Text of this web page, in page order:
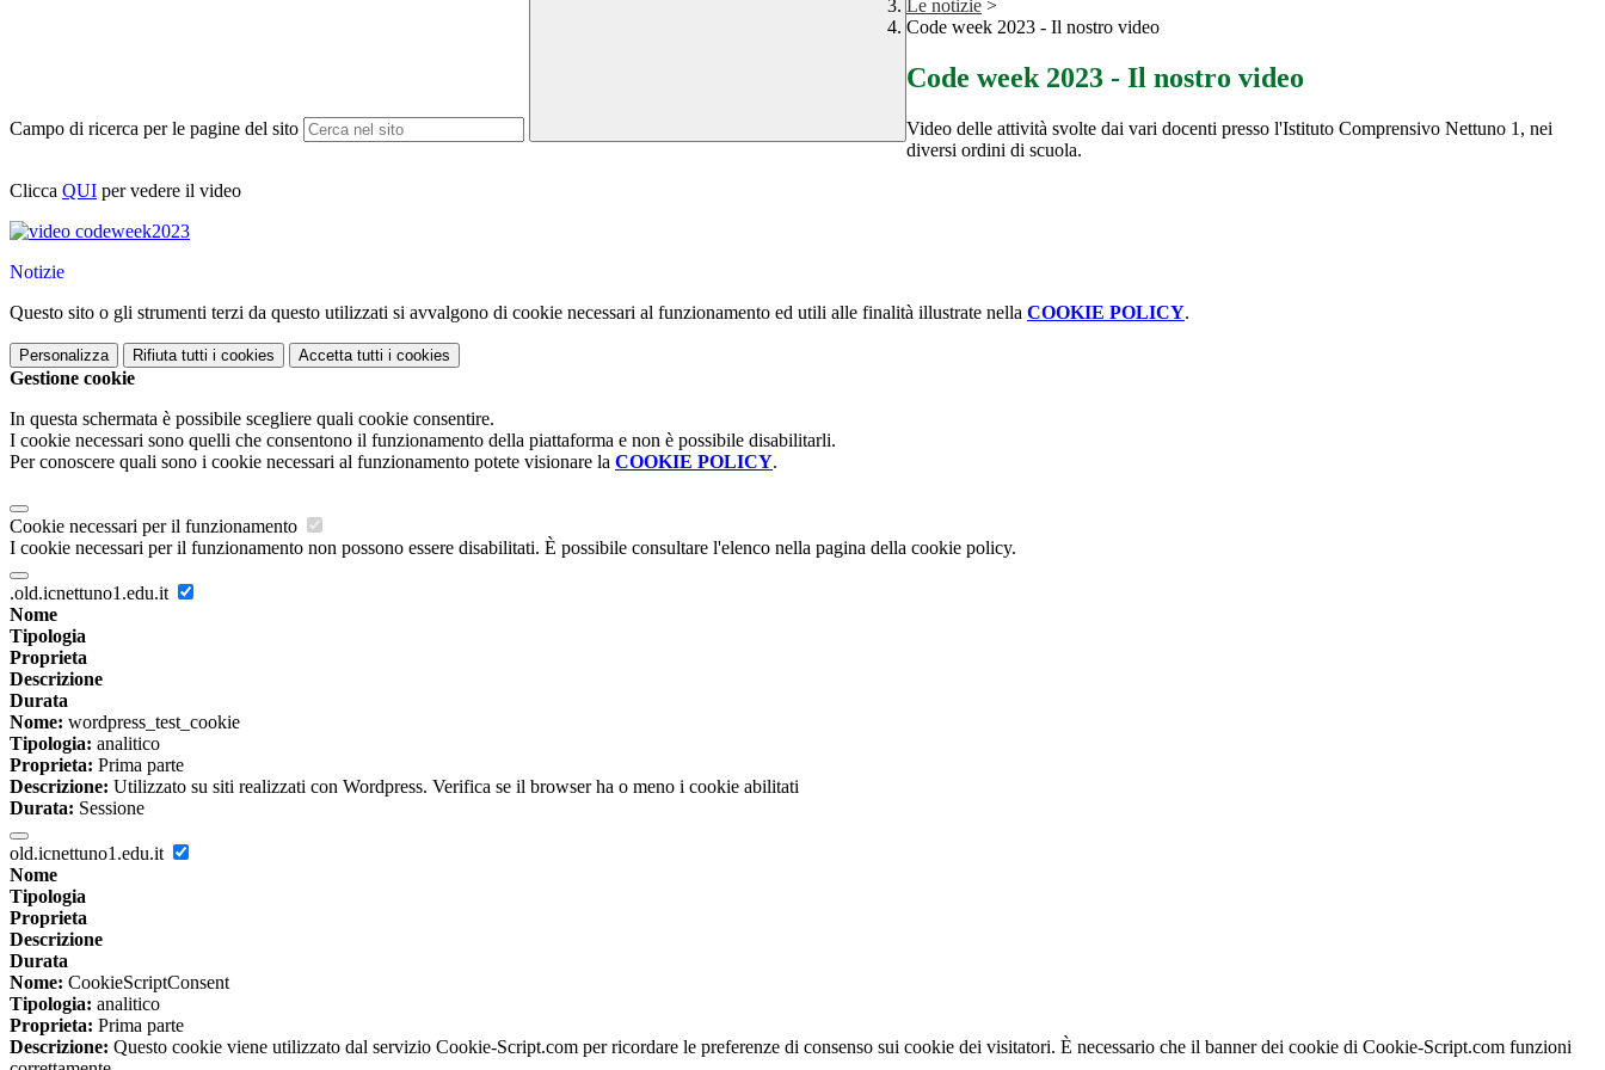
Campo di ricerca per le pagine del sito
Le notizie >
Code week 2023 - Il nostro video
Code week 2023 - Il nostro video
Video delle attività svolte dai vari docenti presso l'Istituto Comprensivo Nettuno 1, nei
diversi ordini di scuola.
Clicca QUI per vedere il video
Notizie
Questo sito o gli strumenti terzi da questo utilizzati si avvalgono di cookie necessari al funzionamento ed utili alle finalità illustrate nella COOKIE POLICY.
Personalizza Rifiuta tutti i cookies Accetta tutti i cookies
Gestione cookie
In questa schermata è possibile scegliere quali cookie consentire.
I cookie necessari sono quelli che consentono il funzionamento della piattaforma e non è possibile disabilitarli.
Per conoscere quali sono i cookie necessari al funzionamento potete visionare la COOKIE POLICY.
Cookie necessari per il funzionamento
I cookie necessari per il funzionamento non possono essere disabilitati. È possibile consultare l'elenco nella pagina della cookie policy.
.old.icnettuno1.edu.it
Nome
Tipologia
Proprieta
Descrizione
Durata
Nome: wordpress_test_cookie
Tipologia: analitico
Proprieta: Prima parte
Descrizione: Utilizzato su siti realizzati con Wordpress. Verifica se il browser ha o meno i cookie abilitati
Durata: Sessione
old.icnettuno1.edu.it
Nome
Tipologia
Proprieta
Descrizione
Durata
Nome: CookieScriptConsent
Tipologia: analitico
Proprieta: Prima parte
Descrizione: Questo cookie viene utilizzato dal servizio Cookie-Script.com per ricordare le preferenze di consenso sui cookie dei visitatori. È necessario che il banner dei cookie di Cookie-Script.com funzioni